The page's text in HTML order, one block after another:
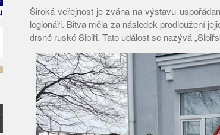
Široká veřejnost je zvána na výstavu
legionáři. Bitva měla za následek prodloužení
drsné ruské Sibiři. Tato událost se nazývá